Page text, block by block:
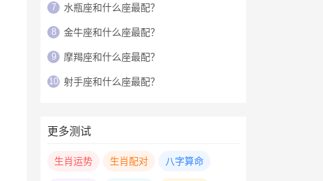
7 水瓶座和什么座最配？
8 金牛座和什么座最配？
9 摩羯座和什么座最配？
10 射手座和什么座最配？
更多测试
生肖运势 生肖配对 八字算命